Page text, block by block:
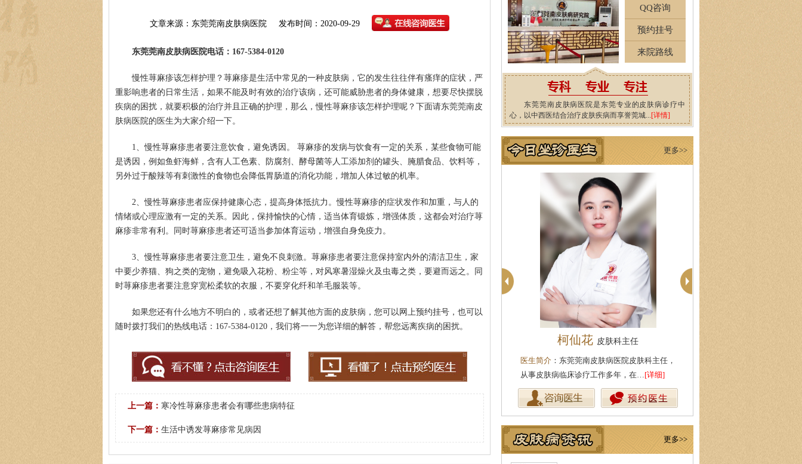
文章来源：东莞莞南皮肤病医院 发布时间：2020-09-29
东莞莞南皮肤病医院电话：167-5384-0120
慢性荨麻疹该怎样护理？荨麻疹是生活中常见的一种皮肤病，它的发生往往伴有瘙痒的症状，严
重影响患者的日常生活，如果不能及时有效的治疗该病，还可能威胁患者的身体健康，想要尽快摆脱
疾病的困扰，就要积极的治疗并且正确的护理，那么，慢性荨麻疹该怎样护理呢？下面请东莞莞南皮
肤病医院的医生为大家介绍一下。
1、慢性荨麻疹患者要注意饮食，避免诱因。 荨麻疹的发病与饮食有一定的关系，某些食物可能
是诱因，例如鱼虾海鲜，含有人工色素、防腐剂、酵母菌等人工添加剂的罐头、腌腊食品、饮料等，
另外过于酸辣等有刺激性的食物也会降低胃肠道的消化功能，增加人体过敏的机率。
2、慢性荨麻疹患者应保持健康心态，提高身体抵抗力。慢性荨麻疹的症状发作和加重，与人的
情绪或心理应激有一定的关系。因此，保持愉快的心情，适当体育锻炼，增强体质，这都会对治疗荨
麻疹非常有利。同时荨麻疹患者还可适当参加体育运动，增强自身免疫力。
3、慢性荨麻疹患者要注意卫生，避免不良刺激。荨麻疹患者要注意保持室内外的清洁卫生，家
中要少养猫、狗之类的宠物，避免吸入花粉、粉尘等，对风寒暑湿燥火及虫毒之类，要避而远之。同
时荨麻疹患者要注意穿宽松柔软的衣服，不要穿化纤和羊毛服装等。
如果您还有什么地方不明白的，或者还想了解其他方面的皮肤病，您可以网上预约挂号，也可以
随时拨打我们的热线电话：167-5384-0120，我们将一一为您详细的解答，帮您远离疾病的困扰。
上一篇： 寒冷性荨麻疹患者会有哪些患病特征
下一篇： 生活中诱发荨麻疹常见病因
QQ咨询
预约挂号
来院路线
东莞莞南皮肤病医院是东莞专业的皮肤病诊疗中
心，以中西医结合治疗皮肤疾病而享誉莞城...[详情]
更多>>
柯仙花 皮肤科主任
医生简介 ：东莞莞南皮肤病医院皮肤科主任，
从事皮肤病临床诊疗工作多年，在…[详细]
更多>>